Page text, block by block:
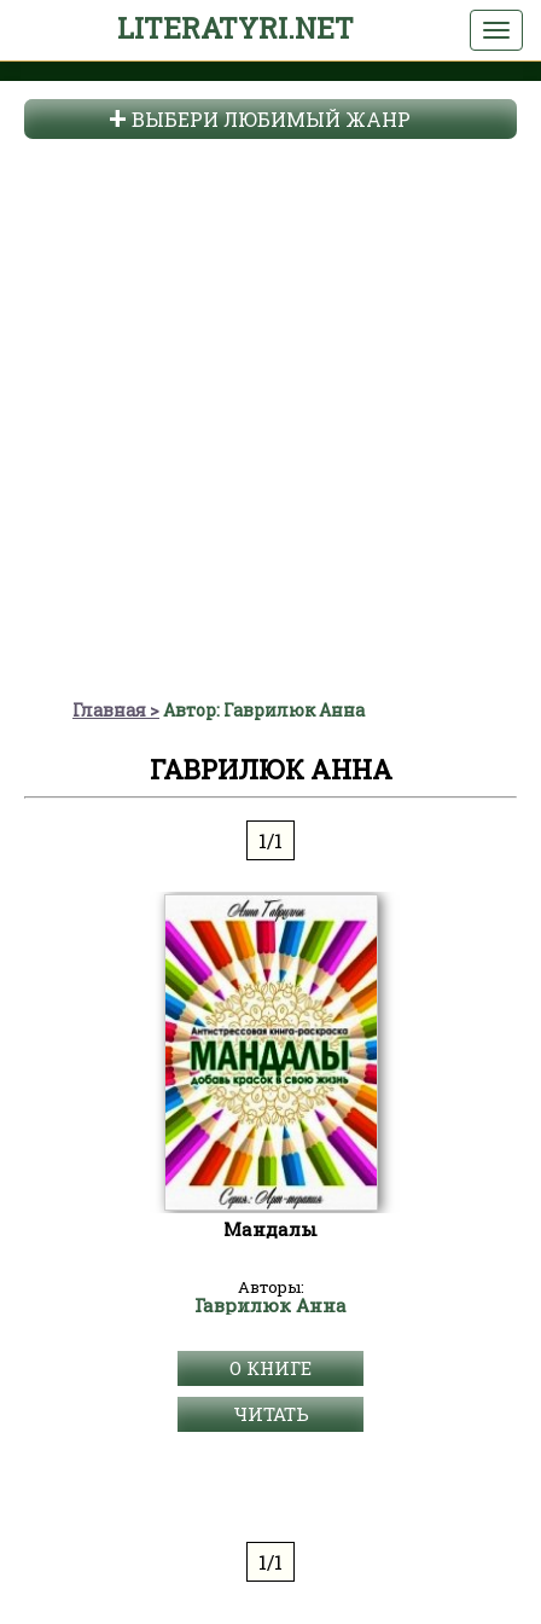
LITERATYRI.NET
ВЫБЕРИ ЛЮБИМЫЙ ЖАНР
Главная Автор: Гаврилюк Анна
ГАВРИЛЮК АННА
1/1
Мандалы
Авторы:
Гаврилюк Анна
О КНИГЕ
ЧИТАТЬ
1/1